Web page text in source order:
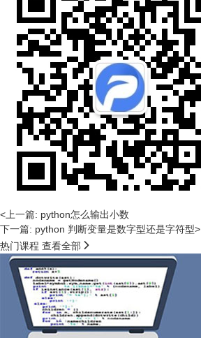
<上一篇: python怎么输出小数
下一篇: python 判断变量是数字型还是字符型>
热门课程 查看全部 